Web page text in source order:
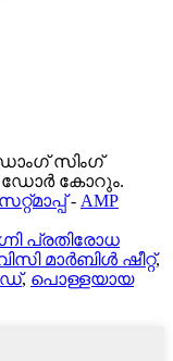
സിംഗ്
ഡോർ കോറും.
- AMP
പ്രതിരോധ
മാർബിൾ ഷീറ്റ്,
, പൊള്ളയായ